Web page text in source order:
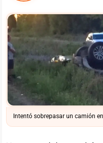
Intentó sobrepasar un camión